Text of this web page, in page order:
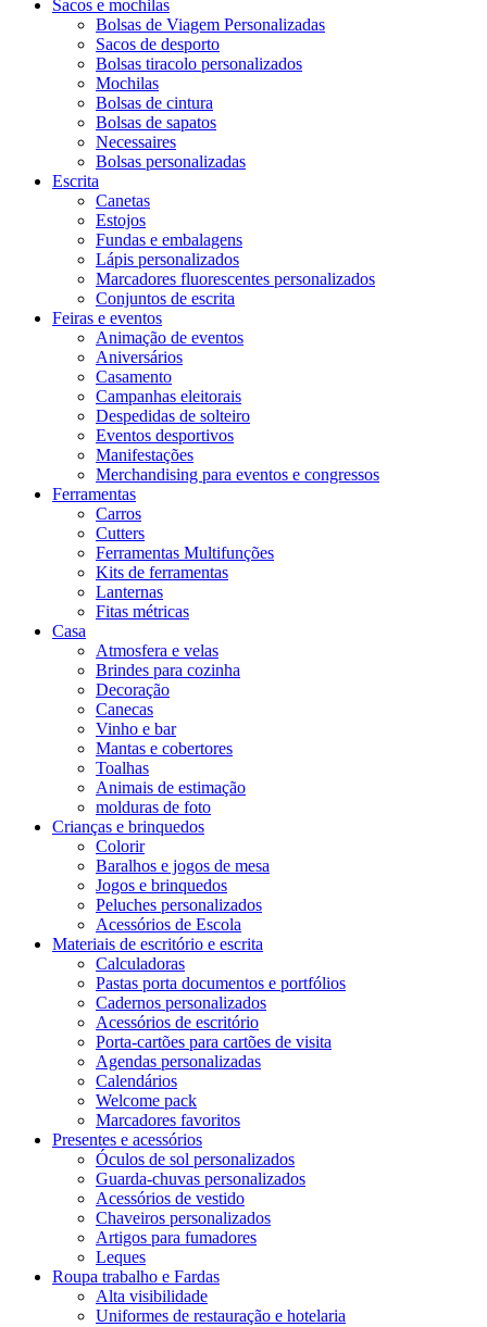
Sacos e mochilas
Bolsas de Viagem Personalizadas
Sacos de desporto
Bolsas tiracolo personalizados
Mochilas
Bolsas de cintura
Bolsas de sapatos
Necessaires
Bolsas personalizadas
Escrita
Canetas
Estojos
Fundas e embalagens
Lápis personalizados
Marcadores fluorescentes personalizados
Conjuntos de escrita
Feiras e eventos
Animação de eventos
Aniversários
Casamento
Campanhas eleitorais
Despedidas de solteiro
Eventos desportivos
Manifestações
Merchandising para eventos e congressos
Ferramentas
Carros
Cutters
Ferramentas Multifunções
Kits de ferramentas
Lanternas
Fitas métricas
Casa
Atmosfera e velas
Brindes para cozinha
Decoração
Canecas
Vinho e bar
Mantas e cobertores
Toalhas
Animais de estimação
molduras de foto
Crianças e brinquedos
Colorir
Baralhos e jogos de mesa
Jogos e brinquedos
Peluches personalizados
Acessórios de Escola
Materiais de escritório e escrita
Calculadoras
Pastas porta documentos e portfólios
Cadernos personalizados
Acessórios de escritório
Porta-cartões para cartões de visita
Agendas personalizadas
Calendários
Welcome pack
Marcadores favoritos
Presentes e acessórios
Óculos de sol personalizados
Guarda-chuvas personalizados
Acessórios de vestido
Chaveiros personalizados
Artigos para fumadores
Leques
Roupa trabalho e Fardas
Alta visibilidade
Uniformes de restauração e hotelaria